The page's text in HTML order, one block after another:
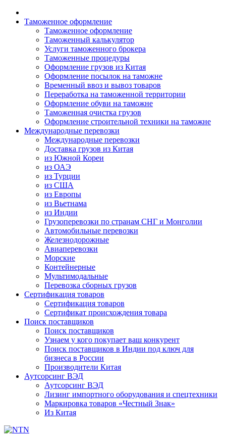
Таможенное оформление
Таможенное оформление
Таможенный калькулятор
Услуги таможенного брокера
Таможенные процедуры
Оформление грузов из Китая
Оформление посылок на таможне
Временный ввоз и вывоз товаров
Переработка на таможенной территории
Оформление обуви на таможне
Таможенная очистка грузов
Оформление строительной техники на таможне
Международные перевозки
Международные перевозки
Доставка грузов из Китая
из Южной Кореи
из ОАЭ
из Турции
из США
из Европы
из Вьетнама
из Индии
Грузоперевозки по странам СНГ и Монголии
Автомобильные перевозки
Железнодорожные
Авиаперевозки
Морские
Контейнерные
Мультимодальные
Перевозка сборных грузов
Сертификация товаров
Сертификация товаров
Сертификат происхождения товара
Поиск поставщиков
Поиск поставщиков
Узнаем у кого покупает ваш конкурент
Поиск поставщиков в Индии под ключ для
бизнеса в России
Производители Китая
Аутсорсинг ВЭД
Аутсорсинг ВЭД
Лизинг импортного оборудования и спецтехники
Маркировка товаров «Честный Знак»
Из Китая